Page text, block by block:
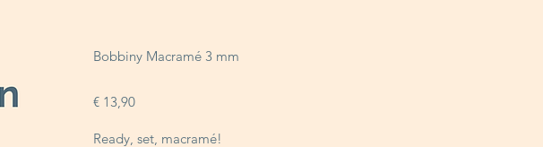
Bobbiny Macramé 3 mm
€ 13,90Prijs
Ready, set, macramé!